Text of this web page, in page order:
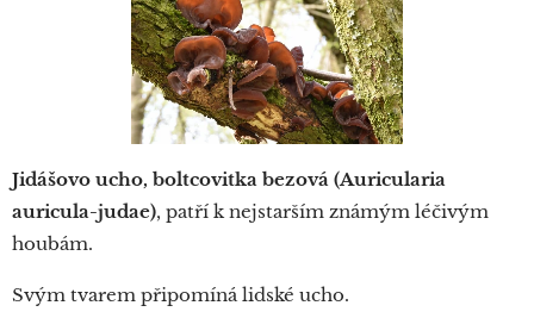
Jidášovo ucho, boltcovitka bezová (Auricularia
auricula-judae), patří k nejstarším známým léčivým
houbám.
Svým tvarem připomíná lidské ucho.